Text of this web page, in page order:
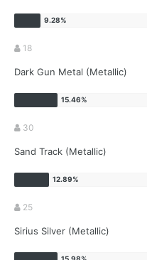
18
Dark Gun Metal (Metallic)
30
Sand Track (Metallic)
25
Sirius Silver (Metallic)